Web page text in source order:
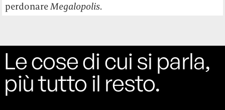
perdonareMegalopolis.
Le cose di cui si parla,
più tutto il resto.